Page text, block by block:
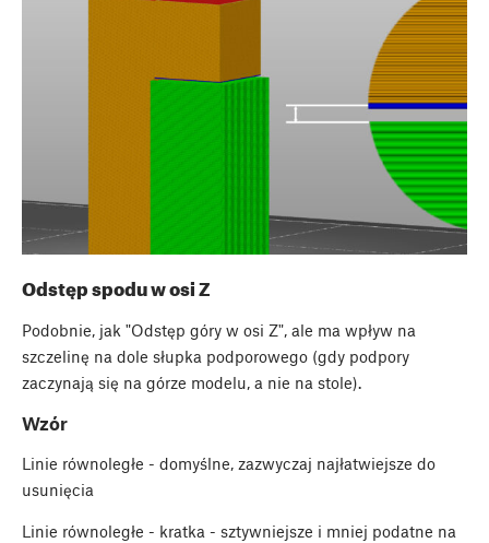
Odstęp spodu w osi Z
Podobnie, jak "Odstęp góry w osi Z", ale ma wpływ na
szczelinę na dole słupka podporowego (gdy podpory
zaczynają się na górze modelu, a nie na stole).
Wzór
Linie równoległe - domyślne, zazwyczaj najłatwiejsze do
usunięcia
Linie równoległe - kratka - sztywniejsze i mniej podatne na